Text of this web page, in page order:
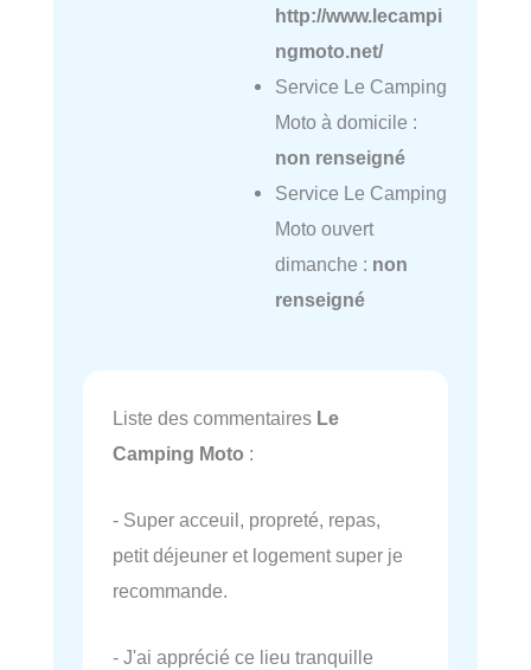
http://www.lecampi
ngmoto.net/
Service Le Camping
Moto à domicile :
non renseigné
Service Le Camping
Moto ouvert
dimanche : non
renseigné
Liste des commentaires Le
Camping Moto :
- Super acceuil, propreté, repas,
petit déjeuner et logement super je
recommande.
- J'ai apprécié ce lieu tranquille